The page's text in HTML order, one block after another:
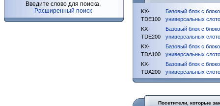
Введите слово для поиска.
Расширенный поиск
KX-
TDE100
Базовый блок с
универсальных
KX-
TDE200
Базовый блок c
универсальных
KX-
TDA100
Базовый блок с
универсальных
KX-
TDA200
Базовый блок c
универсальных
Посетители, которые